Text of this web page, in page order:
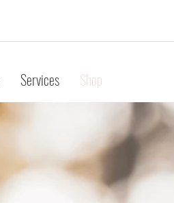
Services Shop